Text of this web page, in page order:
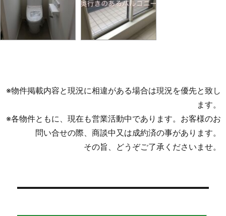
※物件掲載内容と現況に相違がある場合は現況を優先と致し
ます。
※各物件ともに、現在も営業活動中であります。お客様のお
問い合せの際、商談中又は成約済の事があります。
その旨、どうぞご了承くださいませ。